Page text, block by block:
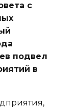
с
подвел
в